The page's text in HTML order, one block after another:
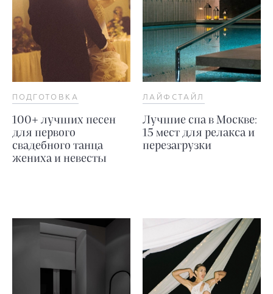
ПОДГОТОВКА
100+ лучших песен
для первого
свадебного танца
жениха и невесты
ЛАЙФСТАЙЛ
Лучшие спа в Москве:
15 мест для релакса и
перезагрузки